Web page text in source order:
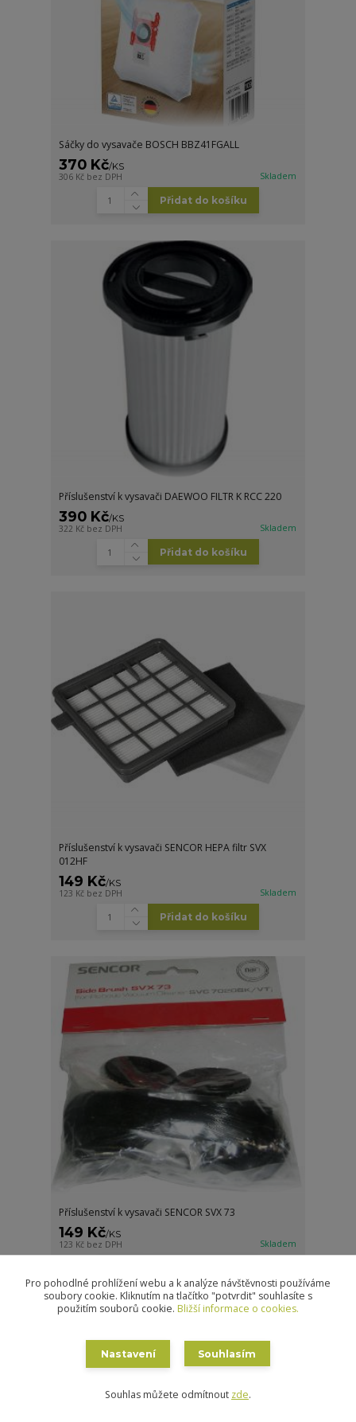
Sáčky do vysavače BOSCH BBZ41FGALL
370 Kč/KS
306 Kč bez DPH Skladem
Přidat do košíku
Příslušenství k vysavači DAEWOO FILTR K RCC 220
390 Kč/KS
322 Kč bez DPH Skladem
Přidat do košíku
Příslušenství k vysavači SENCOR HEPA filtr SVX
012HF
149 Kč/KS
123 Kč bez DPH Skladem
Přidat do košíku
Příslušenství k vysavači SENCOR SVX 73
149 Kč/KS
123 Kč bez DPH Skladem
Pro pohodlné prohlížení webu a k analýze návštěvnosti používáme
soubory cookie. Kliknutím na tlačítko "potvrdit" souhlasíte s
použitím souborů cookie. Bližší informace o cookies.
Nastavení Souhlasím
Souhlas můžete odmítnout zde.